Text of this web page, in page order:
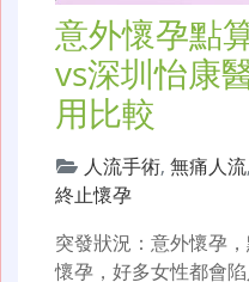
意外懷孕點
vs深圳怡康
用比較
人流手術, 無痛人流,
終止懷孕
突發狀況：意外懷孕
懷孕，好多女性都會